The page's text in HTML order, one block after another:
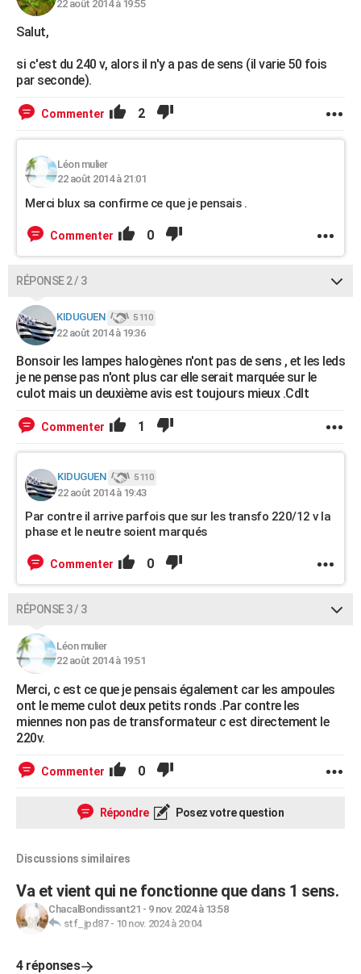
FORUM
Bricolage
Lifestyle
Culture
Sport
Auto
Television
Voyage
Cinema
22 août 2014 à 19:55
Salut,
si c'est du 240 v, alors il n'y a pas de sens (il varie 50 fois
par seconde).
Commenter 2
Léon mulier
22 août 2014 à 21:01
Merci blux sa confirme ce que je pensais .
Commenter 0
RÉPONSE 2 / 3
KIDUGUEN 5 110
22 août 2014 à 19:36
Bonsoir les lampes halogènes n'ont pas de sens , et les leds
je ne pense pas n'ont plus car elle serait marquée sur le
culot mais un deuxième avis est toujours mieux .Cdlt
Commenter 1
KIDUGUEN 5 110
22 août 2014 à 19:43
Par contre il arrive parfois que sur les transfo 220/12 v la
phase et le neutre soient marqués
Commenter 0
RÉPONSE 3 / 3
Léon mulier
22 août 2014 à 19:51
Merci, c est ce que je pensais également car les ampoules
ont le meme culot deux petits ronds .Par contre les
miennes non pas de transformateur c est directement le
220v.
Commenter 0
Répondre Posez votre question
Discussions similaires
Va et vient qui ne fonctionne que dans 1 sens.
ChacalBondissant21 - 9 nov. 2024 à 13:58
stf_jpd87- 10 nov. 2024 à 20:04
4 réponses